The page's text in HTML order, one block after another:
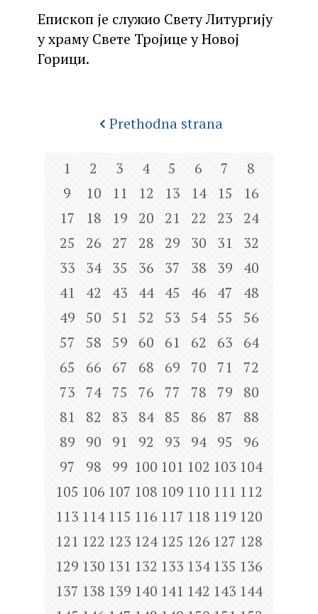
Епископ је служио Свету Литургију
у храму Свете Тројице у Новој
Горици.
Prethodna strana
1 2 3 4 5 6 7
8
9
10 11 12 13 14 15
16
17
18 19 20 21 22 23
24
25
26 27 28 29 30 31
32
33
34 35 36 37 38 39
40
41
42 43 44 45 46 47
48
49
50 51 52 53 54 55
56
57
58 59 60 61 62 63
64
65
66 67 68 69 70 71
72
73
74 75 76 77 78 79
80
81
82 83 84 85 86 87
88
89
90 91 92 93 94 95
96
97
98 99 100 101 102 103 104
105 106 107 108 109 110 111 112
113 114 115 116 117 118 119 120
121 122 123 124 125 126 127 128
129 130 131 132 133 134 135 136
137 138 139 140 141 142 143 144